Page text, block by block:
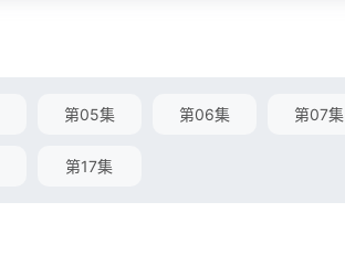
第05集 第06集 第07集
第17集